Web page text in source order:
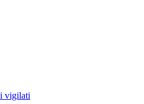
vigilati